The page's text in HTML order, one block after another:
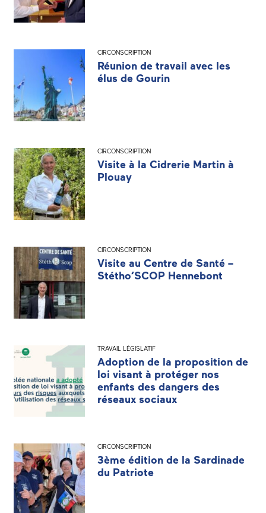
CIRCONSCRIPTION
Réunion de travail avec les
élus de Gourin
CIRCONSCRIPTION
Visite à la Cidrerie Martin à
Plouay
CIRCONSCRIPTION
Visite au Centre de Santé –
Stétho’SCOP Hennebont
TRAVAIL LÉGISLATIF
Adoption de la proposition de
loi visant à protéger nos
enfants des dangers des
réseaux sociaux
CIRCONSCRIPTION
3ème édition de la Sardinade
du Patriote